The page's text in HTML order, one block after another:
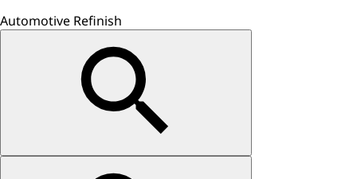
Automotive Refinish